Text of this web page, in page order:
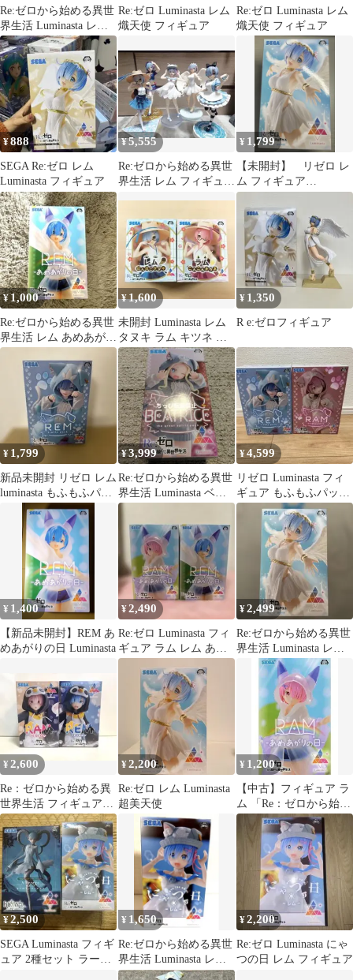
Re:ゼロから始める異世
界生活 Luminasta レム
あめあがりの日
Re:ゼロ Luminasta レム
熾天使 フィギュア
Re:ゼロ Luminasta レム
熾天使 フィギュア
¥888
SEGA Re:ゼロ レム
Luminasta フィギュア
¥5,555
Re:ゼロから始める異世
界生活 レム フィギュア
¥ 1,799
【未開封】 リゼロ レ
ム フィギュア
Luminasta 超鬼天使
¥1,000
Re:ゼロから始める異世
界生活 レム あめあがり
の日 フィギュア
¥1,600
未開封 Luminasta レム
タヌキ ラム キツネ フ
ィギュア 2種セット
¥ 1,350
R e:ゼロフィギュア
¥ 1,799
新品未開封 リゼロ レム
luminasta もふもふパッ
ク フィギュア
¥3,999
Re:ゼロから始める異世
界生活 Luminasta ベア
トリスフラッフィ パ
ック
¥4,599
リゼロ Luminasta フィ
ギュア もふもふパック
レム ラム セット
¥ 1,400
【新品未開封】REM あ
めあがりの日 Luminasta
¥2,490
Re:ゼロ Luminasta フィ
ギュア ラム レム あめ
あがりの日
¥2,499
Re:ゼロから始める異世
界生活 Luminasta レム
超鬼天使
¥2,600
Re：ゼロから始める異
世界生活 フィギュア
Luminasta -ことりあそ
び-
¥2,200
Re:ゼロ レム Luminasta
超美天使
¥ 1,200
【中古】フィギュア ラ
ム 「Re：ゼロから始め
る異世界生活」
Luminasta“ラム”-あめあ
がりの日-
¥2,500
SEGA Luminasta フィギ
ュア 2種セット ラーヴ
¥ 1,650
Re:ゼロから始める異世
界生活 Luminasta レム
にゃつの日
¥2,200
Re:ゼロ Luminasta にゃ
つの日 レム フィギュア